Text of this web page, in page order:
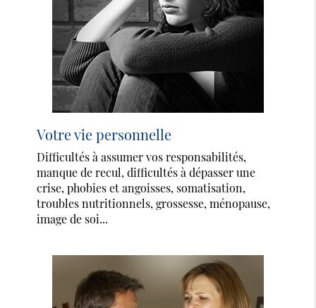
Votre vie personnelle
Difficultés à assumer vos responsabilités,
manque de recul, difficultés à dépasser une
crise, phobies et angoisses, somatisation,
troubles nutritionnels, grossesse, ménopause,
image de soi...